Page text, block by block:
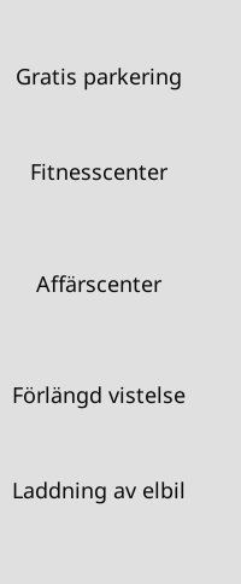
Gratis parkering
Fitnesscenter
Affärscenter
Förlängd vistelse
Laddning av elbil